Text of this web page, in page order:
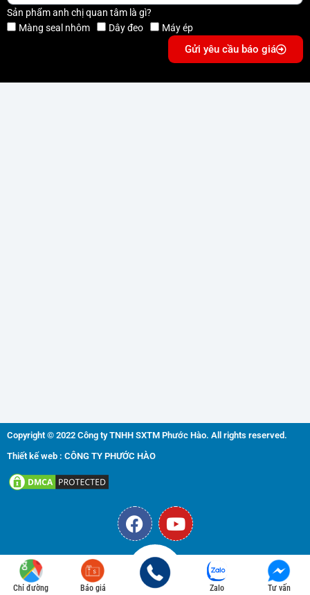
Sản phẩm anh chị quan tâm là gì?
Màng seal nhôm
Dây đeo Máy ép
Gửi yêu cầu báo giá
Copyright © 2022 Công ty TNHH SXTM Phước Hào. All rights reserved.
Thiết kế web : CÔNG TY PHƯỚC HÀO
F
a
c
e
b
Y
o
u
Chỉ đường Báo giá Zalo Tư vấn